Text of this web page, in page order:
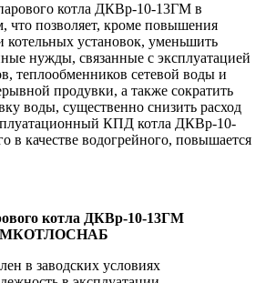
котла ДКВр-10-13ГМ в
что позволяет, кроме повышения
котельных установок, уменьшить
нужды, связанные с эксплуатацией
теплообменников сетевой воды и
продувки, а также сократить
воды, существенно снизить расход
КПД котла ДКВр-10-
в качестве водогрейного, повышается
котла ДКВр-10-13ГМ
в заводских условиях